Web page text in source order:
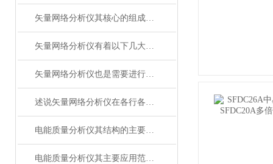
矢量网络分析仪其核心的组成部分分别如下
矢量网络分析仪有着以下几大核心特点
矢量网络分析仪也是需要进行日常维护的
述说矢量网络分析仪在各行各业中的主要作用
电能质量分析仪其结构的主要特点如下
电能质量分析仪其主要应用范围及具体场景